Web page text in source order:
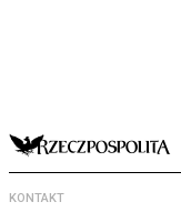
KONTAKT